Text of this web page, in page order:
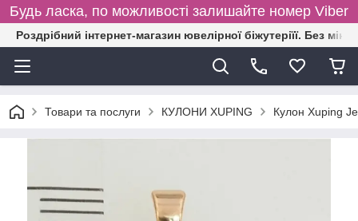
Будь ласка, по можливості залишайте номер Viber
Роздрібний інтернет-магазин ювелірної біжутеріїї. Без
Товари та послуги КУЛОНИ XUPING Кулон Xuping